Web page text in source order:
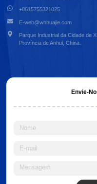
+8615755321025
E-web@whhuajie.com
Parque Industrial da Cidade de
Província de Anhui, China.
Envie-